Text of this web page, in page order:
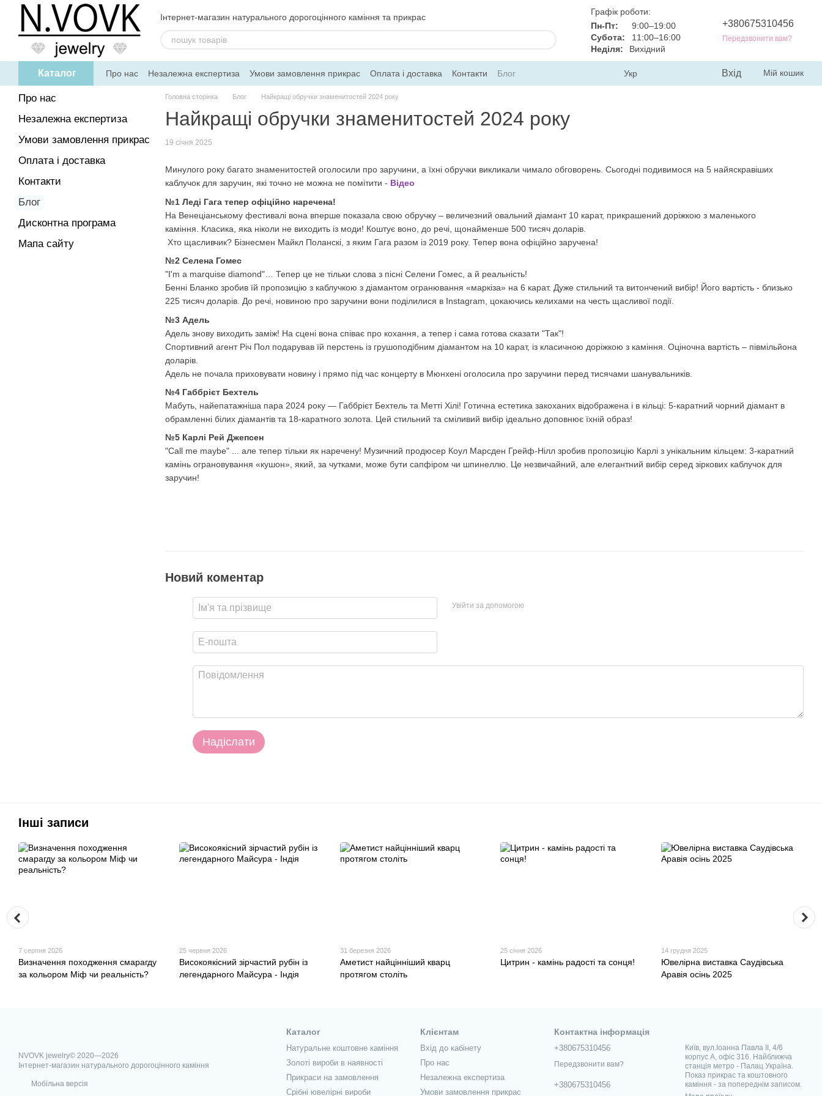
Перейти до основного контенту
Інтернет-магазин натурального дорогоцінного каміння та прикрас
Графік роботи:
Пн-Пт:
9:00–19:00
Субота:
11:00–16:00
Неділя:
Вихідний
+380675310456
Передзвонити вам?
Каталог Про нас Незалежна експертиза Умови замовлення прикрас Оплата і доставка Контакти
Блог
Дисконтна програма
Укр Вхід Мій кошик
Головна сторінка Блог Найкращі обручки знаменитостей 2024 року
Найкращі обручки знаменитостей 2024 року
19 січня 2025
Минулого року багато знаменитостей оголосили про заручини, а їхні обручки викликали чимало обговорень. Сьогодні подивимося на 5 найяскравіших
каблучок для заручин, які точно не можна не помітити - Відео
№1 Леді Гага тепер офіційно наречена!
На Венеціанському фестивалі вона вперше показала свою обручку – величезний овальний діамант 10 карат, прикрашений доріжкою з маленького
каміння. Класика, яка ніколи не виходить із моди! Коштує воно, до речі, щонайменше 500 тисяч доларів.
Хто щасливчик? Бізнесмен Майкл Поланскі, з яким Гага разом із 2019 року. Тепер вона офіційно заручена!
№2 Селена Гомес
"I'm a marquise diamond"… Тепер це не тільки слова з пісні Селени Гомес, а й реальність!
Бенні Бланко зробив їй пропозицію з каблучкою з діамантом огранювання «маркіза» на 6 карат. Дуже стильний та витончений вибір! Його вартість - близько
225 тисяч доларів. До речі, новиною про заручини вони поділилися в Instagram, цокаючись келихами на честь щасливої ​​події.
№3 Адель
Адель знову виходить заміж! На сцені вона співає про кохання, а тепер і сама готова сказати "Так"!
Спортивний агент Річ Пол подарував їй перстень із грушоподібним діамантом на 10 карат, із класичною доріжкою з каміння. Оціночна вартість – півмільйона
доларів.
Адель не почала приховувати новину і прямо під час концерту в Мюнхені оголосила про заручини перед тисячами шанувальників.
№4 Габбрієт Бехтель
Мабуть, найепатажніша пара 2024 року — Габбрієт Бехтель та Метті Хілі! Готична естетика закоханих відображена і в кільці: 5-каратний чорний діамант в
обрамленні білих діамантів та 18-каратного золота. Цей стильний та сміливий вибір ідеально доповнює їхній образ!
№5 Карлі Рей Джепсен
"Call me maybe" ... але тепер тільки як наречену! Музичний продюсер Коул Марсден Грейф-Нілл зробив пропозицію Карлі з унікальним кільцем: 3-каратний
камінь ограновування «кушон», який, за чутками, може бути сапфіром чи шпинеллю. Це незвичайний, але елегантний вибір серед зіркових каблучок для
заручин!
Новий коментар
Увійти за допомогою
Надіслати
Про нас
Незалежна експертиза
Умови замовлення прикрас
Оплата і доставка
Контакти
Блог
Дисконтна програма
Мапа сайту
Інші записи
7 серпня 2026
Визначення походження смарагду
за кольором Міф чи реальність?
25 червня 2026
Високоякісний зірчастий рубін із
легендарного Майсура - Індія
31 березня 2026
Аметист найцінніший кварц
протягом століть
25 січня 2026
Цитрин - камінь радості та сонця!
14 грудня 2025
Ювелірна виставка Саудівська
Аравія осінь 2025
NVOVK jewelry© 2020—2026
Інтернет-магазин натурального дорогоцінного каміння
Мобільна версія
Каталог
Натуральне коштовне каміння
Золоті вироби в наявності
Прикраси на замовлення
Срібні ювелірні вироби
Клієнтам
Вхід до кабінету
Про нас
Незалежна експертиза
Умови замовлення прикрас
Контактна інформація
+380675310456
Передзвонити вам?
+380675310456
Київ, вул.Іоанна Павла II, 4/6
корпус А, офіс 316. Найближча
станція метро - Палац Україна.
Показ прикрас та коштовного
каміння - за попереднім записом.